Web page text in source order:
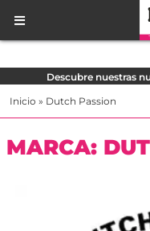
Descubre nuestras
Inicio » Dutch Passion
MARCA: